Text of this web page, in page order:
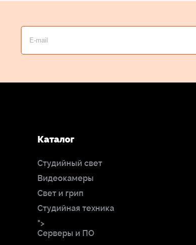
Каталог
Студийный свет
Видеокамеры
Свет и грип
Студийная техника
">
Серверы и ПО